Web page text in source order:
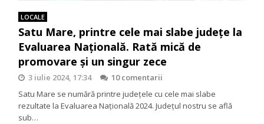
LOCALE
Satu Mare, printre cele mai slabe județe la
Evaluarea Națională. Rată mică de
promovare și un singur zece
3 iulie 2024, 17:34
10 comentarii
Satu Mare se numără printre județele cu cele mai slabe
rezultate la Evaluarea Națională 2024. Județul nostru se află
sub…